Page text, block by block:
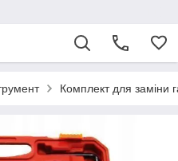
Комплект для заміни